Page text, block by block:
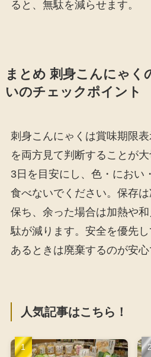
ると、無駄を減らせます。
まとめ 刺身こんにゃく
いのチェックポイント
刺身こんにゃくは賞味期限
を両方見て判断することが
3日を目安にし、色・におい
食べないでください。保存
保ち、余った場合は加熱や
駄が減ります。安全を優先
あるときは廃棄するのが安心
人気記事はこちら！